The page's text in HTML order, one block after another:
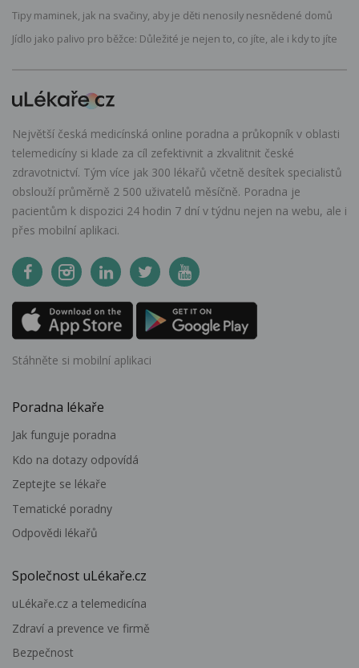
Tipy maminek, jak na svačiny, aby je děti nenosily nesnědené domů
Jídlo jako palivo pro běžce: Důležité je nejen to, co jíte, ale i kdy to jíte
Největší česká medicínská online poradna a průkopník v oblasti
telemedicíny si klade za cíl zefektivnit a zkvalitnit české
zdravotnictví. Tým více jak 300 lékařů včetně desítek specialistů
obslouží průměrně 2 500 uživatelů měsíčně. Poradna je
pacientům k dispozici 24 hodin 7 dní v týdnu nejen na webu, ale i
přes mobilní aplikaci.
Stáhněte si mobilní aplikaci
Poradna lékaře
Jak funguje poradna
Kdo na dotazy odpovídá
Zeptejte se lékaře
Tematické poradny
Odpovědi lékařů
Společnost uLékaře.cz
uLékaře.cz a telemedicína
Zdraví a prevence ve firmě
Bezpečnost